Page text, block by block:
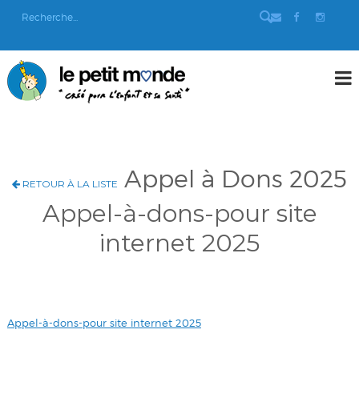
RETOUR À LA LISTE Appel à Dons 2025
Appel-à-dons-pour site
internet 2025
Appel-à-dons-pour site internet 2025